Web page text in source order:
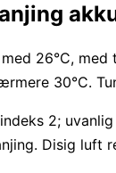
26°C,
30°C.
2;
Disig luft